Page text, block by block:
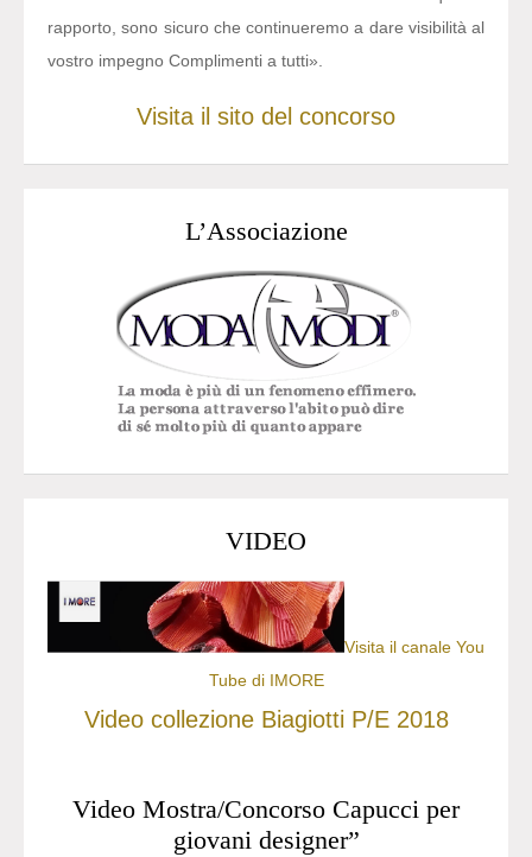
rapporto, sono sicuro che continueremo a dare visibilità al
vostro impegno Complimenti a tutti».
Visita il sito del concorso
L’Associazione
VIDEO
Visita il canale You
Tube di IMORE
Video collezione Biagiotti P/E 2018
Video Mostra/Concorso Capucci per
giovani designer”